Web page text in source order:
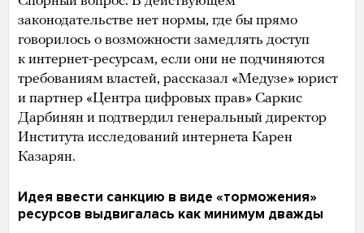
законодательстве нет нормы, где бы прямо
говорилось о возможности замедлять доступ
к интернет-ресурсам, если они не подчиняются
требованиям властей, рассказал «Медузе» юрист
и партнер «Центра цифровых прав» Саркис
Дарбинян и подтвердил генеральный директор
Института исследований интернета Карен
Казарян.
Идея ввести санкцию в виде «торможения»
ресурсов выдвигалась как минимум дважды